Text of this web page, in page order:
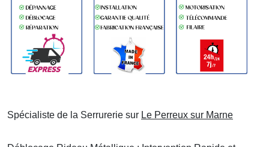
Spécialiste de la Serrurerie sur Le Perreux sur Marne